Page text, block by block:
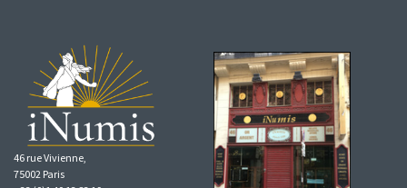
46 rue Vivienne,
75002 Paris